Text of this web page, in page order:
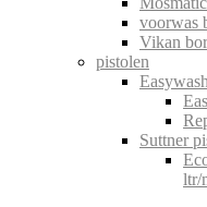
voorwas
Vikan
pistolen
Suttner
ltr/